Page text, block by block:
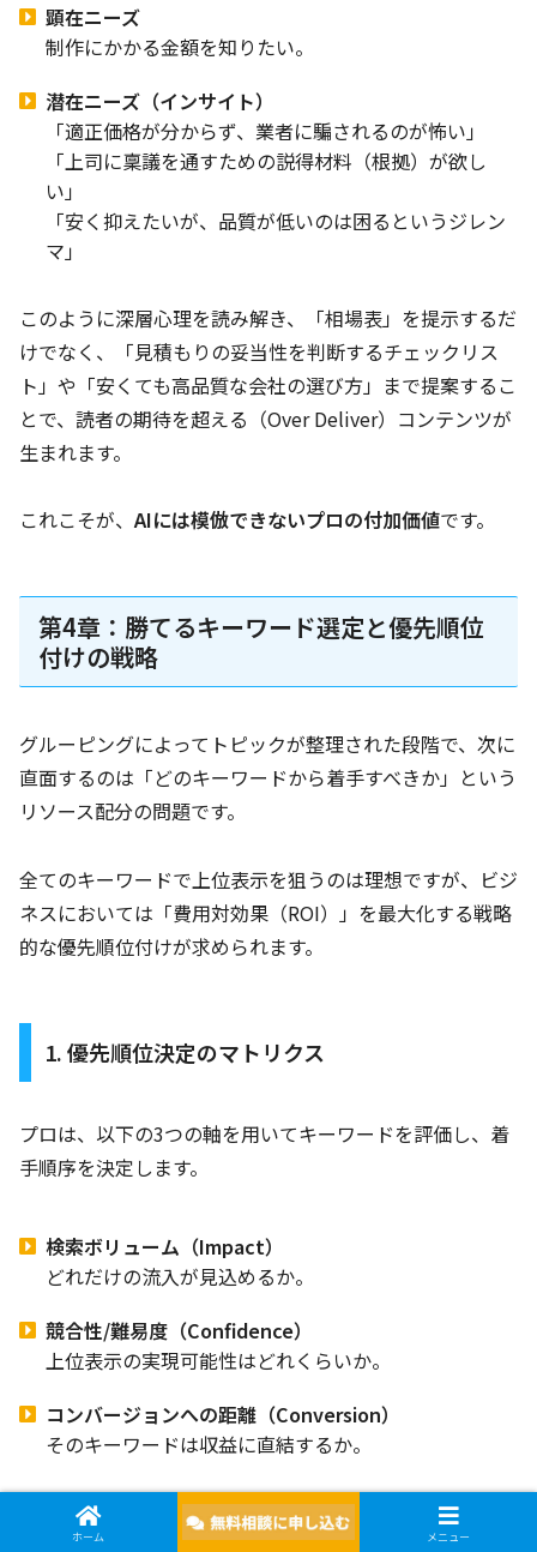
顕在ニーズ
制作にかかる金額を知りたい。
潜在ニーズ（インサイト）
「適正価格が分からず、業者に騙されるのが怖い」
「上司に稟議を通すための説得材料（根拠）が欲し
い」
「安く抑えたいが、品質が低いのは困るというジレン
マ」
このように深層心理を読み解き、「相場表」を提示するだ
けでなく、「見積もりの妥当性を判断するチェックリス
ト」や「安くても高品質な会社の選び方」まで提案するこ
とで、読者の期待を超える（Over Deliver）コンテンツが
生まれます。
これこそが、AIには模倣できないプロの付加価値です。
第4章：勝てるキーワード選定と優先順位
付けの戦略
グルーピングによってトピックが整理された段階で、次に
直面するのは「どのキーワードから着手すべきか」という
リソース配分の問題です。
全てのキーワードで上位表示を狙うのは理想ですが、ビジ
ネスにおいては「費用対効果（ROI）」を最大化する戦略
的な優先順位付けが求められます。
1. 優先順位決定のマトリクス
プロは、以下の3つの軸を用いてキーワードを評価し、着
手順序を決定します。
検索ボリューム（Impact）
どれだけの流入が見込めるか。
競合性/難易度（Confidence）
上位表示の実現可能性はどれくらいか。
コンバージョンへの距離（Conversion）
そのキーワードは収益に直結するか。
クラス
特徴（ボリューム /
難易度 / CV距離）
戦略的アクション
ホーム メニュー